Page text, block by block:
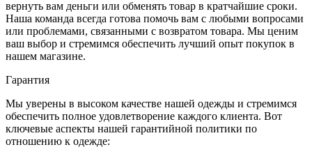
вернуть вам деньги или обменять товар в кратчайшие сроки.
Наша команда всегда готова помочь вам с любыми вопросами
или проблемами, связанными с возвратом товара. Мы ценим
ваш выбор и стремимся обеспечить лучший опыт покупок в
нашем магазине.
Гарантия
Мы уверены в высоком качестве нашей одежды и стремимся
обеспечить полное удовлетворение каждого клиента. Вот
ключевые аспекты нашей гарантийной политики по
отношению к одежде: